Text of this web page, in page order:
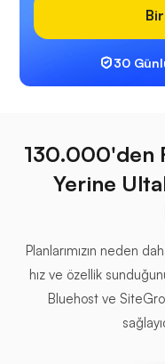
30
130.000'den
Yerine
Planlarımızın neden
hız ve özellik
Bluehost ve